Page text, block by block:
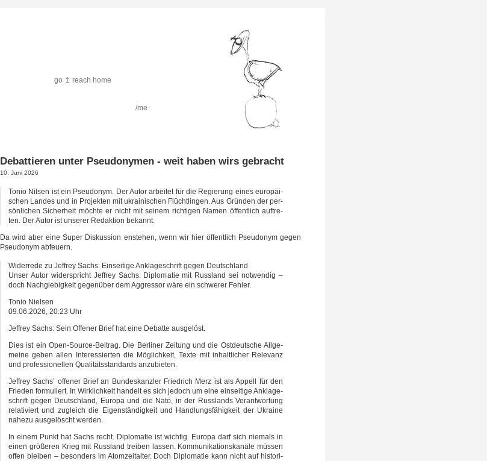
go ↥ reach home
/me
Debattieren unter Pseudonymen - weit haben wirs gebracht
10. Juni 2026
Tonio Nil­sen ist ein Pseud­onym. Der Autor arbei­tet für die Regie­rung eines euro­päi­
schen Lan­des und in Pro­jek­ten mit ukrai­ni­schen Flücht­lin­gen. Aus Grün­den der per­
sön­li­chen Sicher­heit möch­te er nicht mit sei­nem rich­ti­gen Namen öffent­lich auf­tre­
ten. Der Autor ist unse­rer Redak­ti­on bekannt.
Da wird aber eine Super Dis­kus­si­on enste­hen, wenn wir hier öffent­lich Pseud­onym gegen
Pseud­onym abfeuern.
Wider­re­de zu Jef­frey Sachs: Ein­sei­ti­ge Ankla­ge­schrift gegen Deutschland
Unser Autor wider­spricht Jef­frey Sachs: Diplo­ma­tie mit Russ­land sei not­wen­dig –
doch Nach­gie­big­keit gegen­über dem Aggres­sor wäre ein schwe­rer Fehler.
Tonio Niel­sen
09.06.2026, 20:23 Uhr
Jef­frey Sachs: Sein Offe­ner Brief hat eine Debat­te ausgelöst.
Dies ist ein Open-Source-Beitrag. Die Ber­li­ner Zei­tung und die Ost­deut­sche All­ge­
mei­ne geben allen Inter­es­sier­ten die Mög­lich­keit, Tex­te mit inhalt­li­cher Rele­vanz
und pro­fes­sio­nel­len Qua­li­täts­stan­dards anzubieten.
Jef­frey Sachs’ offe­ner Brief an Bun­des­kanz­ler Fried­rich Merz ist als Appell für den
Frie­den for­mu­liert. In Wirk­lich­keit han­delt es sich jedoch um eine ein­sei­ti­ge Ankla­ge­
schrift gegen Deutsch­land, Euro­pa und die Nato, in der Russ­lands Ver­ant­wor­tung
rela­ti­viert und zugleich die Eigen­stän­dig­keit und Hand­lungs­fä­hig­keit der Ukrai­ne
nahe­zu aus­ge­löscht werden.
In einem Punkt hat Sachs recht. Diplo­ma­tie ist wich­tig. Euro­pa darf sich nie­mals in
einen grö­ße­ren Krieg mit Russ­land trei­ben las­sen. Kom­mu­ni­ka­ti­ons­ka­nä­le müs­sen
offen blei­ben – beson­ders im Atom­zeit­al­ter. Doch Diplo­ma­tie kann nicht auf his­to­ri­